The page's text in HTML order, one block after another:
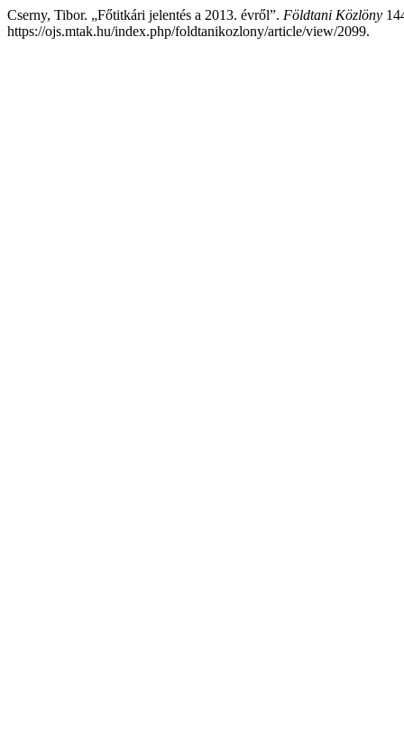
Cserny, Tibor. „Főtitkári jelentés a 2013. évről”. Földtani Közlöny
https://ojs.mtak.hu/index.php/foldtanikozlony/article/view/2099.